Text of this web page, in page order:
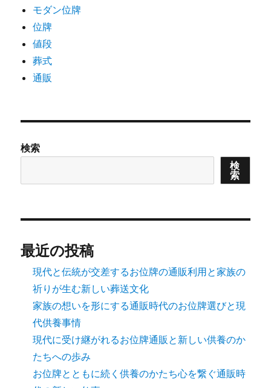
モダン位牌
位牌
値段
葬式
通販
検索
検
索
最近の投稿
現代と伝統が交差するお位牌の通販利用と家族の
祈りが生む新しい葬送文化
家族の想いを形にする通販時代のお位牌選びと現
代供養事情
現代に受け継がれるお位牌通販と新しい供養のか
たちへの歩み
お位牌とともに続く供養のかたち心を繋ぐ通販時